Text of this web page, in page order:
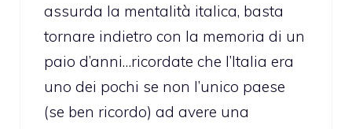
assurda la mentalità italica, basta
tornare indietro con la memoria di un
paio d’anni…ricordate che l’Italia era
uno dei pochi se non l’unico paese
(se ben ricordo) ad avere una